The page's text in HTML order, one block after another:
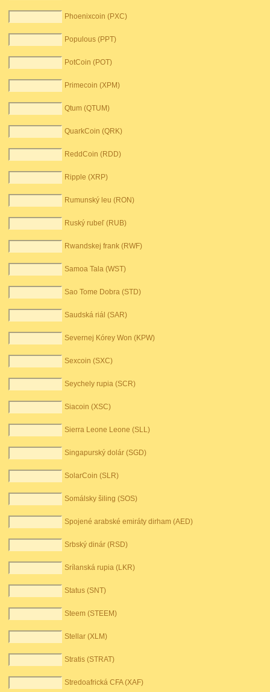
Phoenixcoin (PXC)
Populous (PPT)
PotCoin (POT)
Primecoin (XPM)
Qtum (QTUM)
QuarkCoin (QRK)
ReddCoin (RDD)
Ripple (XRP)
Rumunský leu (RON)
Ruský rubeľ (RUB)
Rwandskej frank (RWF)
Samoa Tala (WST)
Sao Tome Dobra (STD)
Saudská riál (SAR)
Severnej Kórey Won (KPW)
Sexcoin (SXC)
Seychely rupia (SCR)
Siacoin (XSC)
Sierra Leone Leone (SLL)
Singapurský dolár (SGD)
SolarCoin (SLR)
Somálsky šiling (SOS)
Spojené arabské emiráty dirham (AED)
Srbský dinár (RSD)
Srílanská rupia (LKR)
Status (SNT)
Steem (STEEM)
Stellar (XLM)
Stratis (STRAT)
Stredoafrická CFA (XAF)